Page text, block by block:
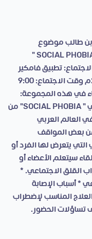
بن طالب موضوع
الاجتماع: القلق الاجتماعي " SOCIAL PHOBIA "
تطبيق فامكير
تاريخ الاجتماع: 27 – 7 – 2023م وقت الاجتماع: 9:00
في هذه المجموعة:
يعتبر اضطراب القلق الاجتماعي " SOCIAL PHOBIA" من
العالم العربي
بعض المواقف
التي يتعرض لها الفرد أو
سيتعلم الأعضاء أو
القلق الاجتماعي. *
* أسباب الإصابة
المناسب لإضطراب
تساؤلات الحضور.